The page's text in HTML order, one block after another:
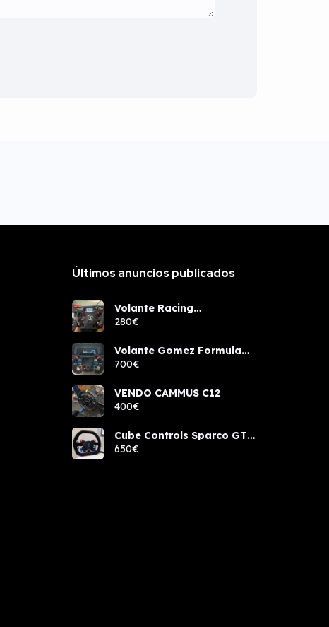
Últimos anuncios publicados
Volante Racing
components rcw sport
280€
Volante Gomez Formula
Pro Elite
700€
VENDO CAMMUS C12
400€
Cube Controls Sparco GT
PRO NUEVO
650€